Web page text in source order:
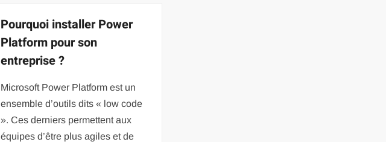
Pourquoi installer Power
Platform pour son
entreprise ?
Microsoft Power Platform est un
ensemble d’outils dits « low code
». Ces derniers permettent aux
équipes d’être plus agiles et de